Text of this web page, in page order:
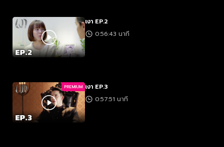
เงา EP.2
0:56:43 นาที
PREMIUM เงา EP.3
0:57:51 นาที